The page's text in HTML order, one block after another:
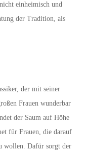
einheimisch und
der Tradition, als
der mit seiner
Frauen wunderbar
der Saum auf Höhe
für Frauen, die darauf
wollen. Dafür sorgt der